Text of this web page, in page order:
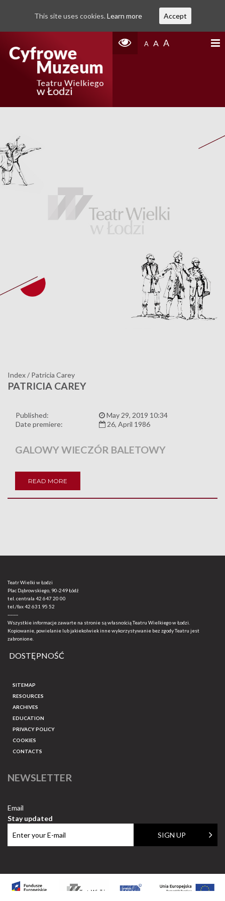
A A A
Index/ Patricia Carey
PATRICIA CAREY
Published:
May 29, 2019 10:34
Date premiere:
26, April 1986
GALOWY WIECZÓR BALETOWY
READ MORE
Teatr Wielki w Łodzi
Plac Dąbrowskiego, 90-249 Łódź
tel. centrala 42 647 20 00
tel./fax42 631 95 52
-------
Wszystkie informacje zawarte na stronie są własnością Teatru Wielkiego w Łodzi.
Kopiowanie, powielanie lub jakiekolwiek inne wykorzystywanie bez zgody Teatru jest
zabronione.
DOSTĘPNOŚĆ
SITEMAP
RESOURCES
ARCHIVES
EDUCATION
PRIVACY POLICY
COOKIES
CONTACTS
NEWSLETTER
Email
Stay updated
This site uses cookies. Learn more Accept